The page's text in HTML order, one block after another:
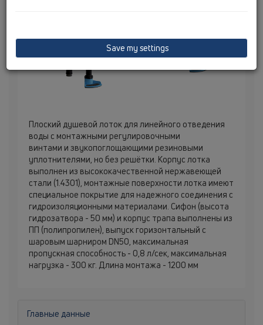
Плоский душевой лоток для линейного отведения
воды с монтажными регулировочными
винтами и звукопоглощающими резиновыми
уплотнителями, но без решётки. Корпус лотка
выполнен из высококачественной нержавеющей
стали (1.4301), монтажные поверхности лотка имеют
специальное покрытие для надежного соединения с
гидроизоляционными материалами. Сифон (высота
гидрозатвора - 50 мм) и корпус трапа выполнены из
ПП (полипропилен), выпуск горизонтальный с
шаровым шарниром DN50, максимальная
пропускная способность - 0,8 л/сек, максимальная
нагрузка - 300 кг. Длина монтажа - 1200 мм
Главные данные
Save my settings